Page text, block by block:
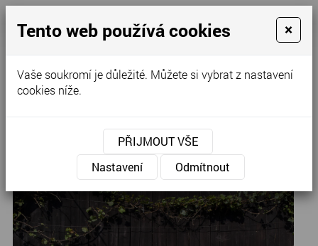
Kontaktujte nás
Svatební šaty»Taneční
Tento web používá cookies ×
Vaše soukromí je důležité. Můžete si vybrat z nastavení
cookies níže.
PŘIJMOUT VŠE
Nastavení
Odmítnout